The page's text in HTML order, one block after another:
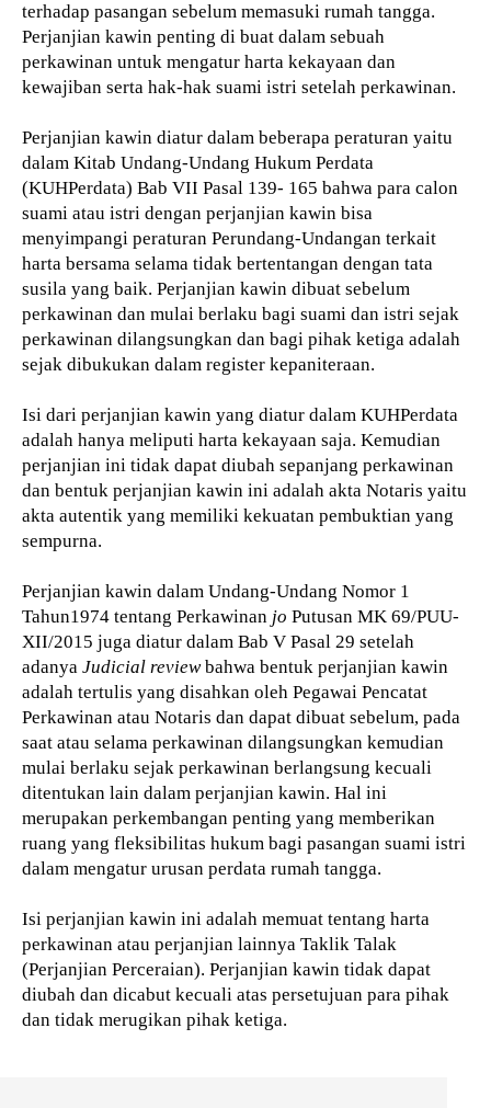
terhadap pasangan sebelum memasuki rumah tangga.
Perjanjian kawin penting di buat dalam sebuah
perkawinan untuk mengatur harta kekayaan dan
kewajiban serta hak-hak suami istri setelah perkawinan.
Perjanjian kawin diatur dalam beberapa peraturan yaitu
dalam Kitab Undang-Undang Hukum Perdata
(KUHPerdata) Bab VII Pasal 139- 165 bahwa para calon
suami atau istri dengan perjanjian kawin bisa
menyimpangi peraturan Perundang-Undangan terkait
harta bersama selama tidak bertentangan dengan tata
susila yang baik. Perjanjian kawin dibuat sebelum
perkawinan dan mulai berlaku bagi suami dan istri sejak
perkawinan dilangsungkan dan bagi pihak ketiga adalah
sejak dibukukan dalam register kepaniteraan.
Isi dari perjanjian kawin yang diatur dalam KUHPerdata
adalah hanya meliputi harta kekayaan saja. Kemudian
perjanjian ini tidak dapat diubah sepanjang perkawinan
dan bentuk perjanjian kawin ini adalah akta Notaris yaitu
akta autentik yang memiliki kekuatan pembuktian yang
sempurna.
Perjanjian kawin dalam Undang-Undang Nomor 1
Tahun1974 tentang Perkawinan jo Putusan MK 69/PUU-
XII/2015 juga diatur dalam Bab V Pasal 29 setelah
adanya Judicial reviewbahwa bentuk perjanjian kawin
adalah tertulis yang disahkan oleh Pegawai Pencatat
Perkawinan atau Notaris dan dapat dibuat sebelum, pada
saat atau selama perkawinan dilangsungkan kemudian
mulai berlaku sejak perkawinan berlangsung kecuali
ditentukan lain dalam perjanjian kawin. Hal ini
merupakan perkembangan penting yang memberikan
ruang yang fleksibilitas hukum bagi pasangan suami istri
dalam mengatur urusan perdata rumah tangga.
Isi perjanjian kawin ini adalah memuat tentang harta
perkawinan atau perjanjian lainnya Taklik Talak
(Perjanjian Perceraian). Perjanjian kawin tidak dapat
diubah dan dicabut kecuali atas persetujuan para pihak
dan tidak merugikan pihak ketiga.